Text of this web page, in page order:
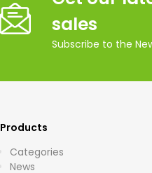
sales
Subscribe to the
Products
Categories
News